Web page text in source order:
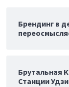
Брендинг в
Брутальная
Станции